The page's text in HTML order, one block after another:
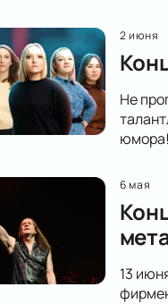
2 июня
Не
юмора!
6 мая
13